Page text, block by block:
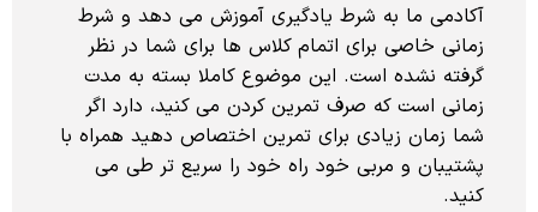
آکادمی ما به شرط یادگیری آموزش می دهد و شرط
زمانی خاصی برای اتمام کلاس ها برای شما در نظر
گرفته نشده است. این موضوع کاملا بسته به مدت
زمانی است که صرف تمرین کردن می کنید، دارد اگر
شما زمان زیادی برای تمرین اختصاص دهید همراه با
پشتیبان و مربی خود راه خود را سریع تر طی می
کنید.